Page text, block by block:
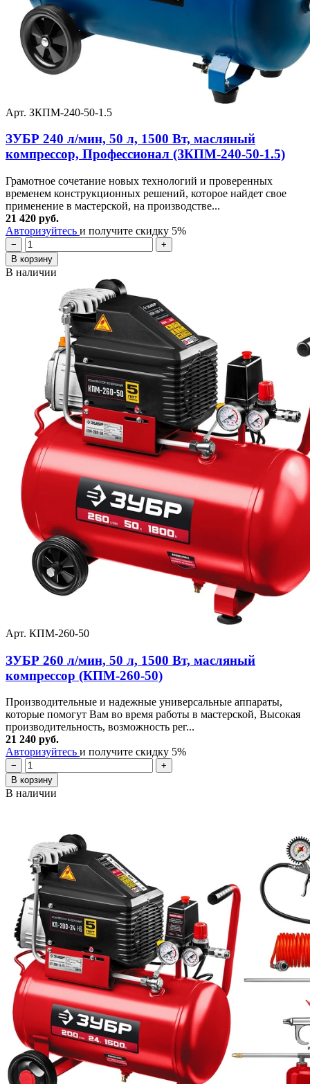
Арт. ЗКПМ-240-50-1.5
ЗУБР 240 л/мин, 50 л, 1500 Вт, масляный
компрессор, Профессионал (ЗКПМ-240-50-1.5)
Грамотное сочетание новых технологий и проверенных
временем конструкционных решений, которое найдет свое
применение в мастерской, на производстве...
21 420 руб.
Авторизуйтесь и получите скидку 5%
−
+
В корзину
В наличии
Арт. КПМ-260-50
ЗУБР 260 л/мин, 50 л, 1500 Вт, масляный
компрессор (КПМ-260-50)
Производительные и надежные универсальные аппараты,
которые помогут Вам во время работы в мастерской, Высокая
производительность, возможность рег...
21 240 руб.
Авторизуйтесь и получите скидку 5%
−
+
В корзину
В наличии